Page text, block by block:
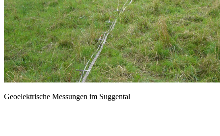
Geoelektrische Messungen im Suggental